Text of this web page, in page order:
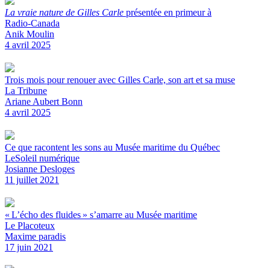
La vraie nature de Gilles Carle présentée en primeur à
Radio-Canada
Anik Moulin
4 avril 2025
Trois mois pour renouer avec Gilles Carle, son art et sa muse
La Tribune
Ariane Aubert Bonn
4 avril 2025
Ce que racontent les sons au Musée maritime du Québec
LeSoleil numérique
Josianne Desloges
11 juillet 2021
« L’écho des fluides » s’amarre au Musée maritime
Le Placoteux
Maxime paradis
17 juin 2021